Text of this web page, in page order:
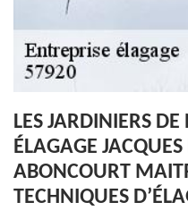
LES JARDINIERS
ÉLAGAGE JACQUES
ABONCOURT
TECHNIQUES